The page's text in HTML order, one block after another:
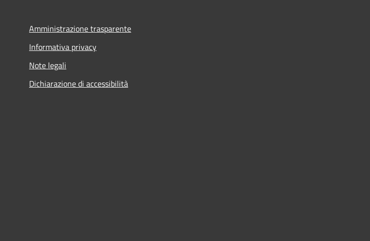
Amministrazione trasparente
Informativa privacy
Note legali
Dichiarazione di accessibilità